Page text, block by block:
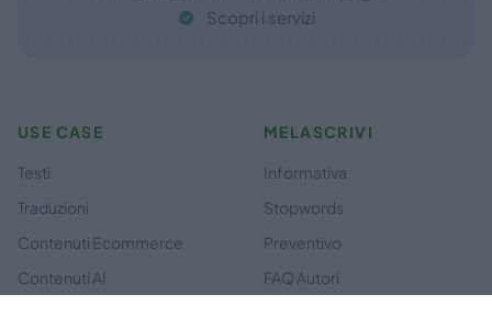
Scopri i servizi
USE CASE
Testi
Traduzioni
Contenuti Ecommerce
Contenuti AI
MELASCRIVI
Informativa
Stopwords
Preventivo
FAQ Autori